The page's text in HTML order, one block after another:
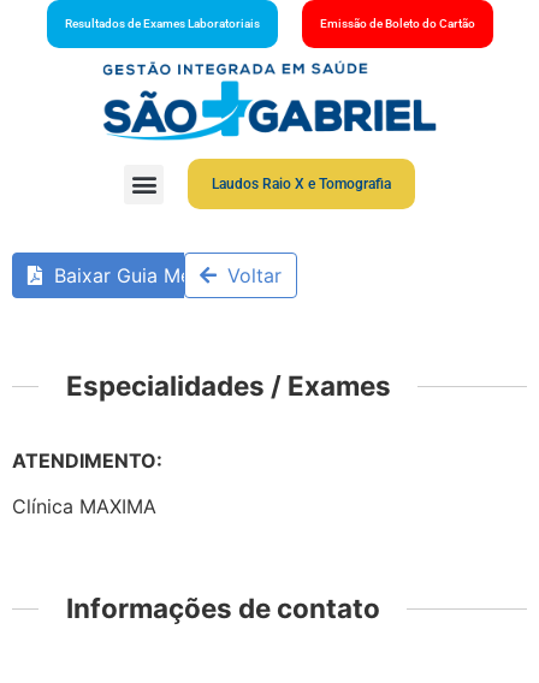
Resultados de Exames Laboratoriais Emissão de Boleto do Cartão
Laudos Raio X e Tomografia
Baixar Guia MédicoVoltar
Especialidades / Exames
ATENDIMENTO:
Clínica MAXIMA
Informações de contato